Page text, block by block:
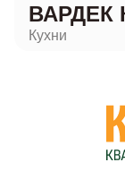
ВАРДЕК
Кухни